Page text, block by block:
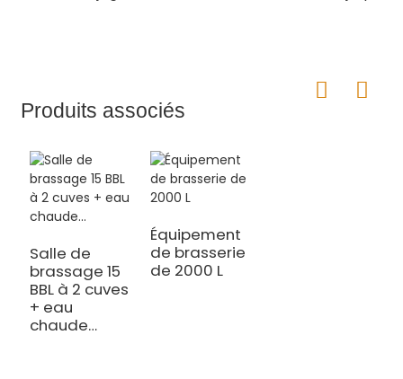
Produits associés
Salle de
brassage 15
BBL à 2 cuves
+ eau
chaude…
Équipement
de brasserie
de 2000 L